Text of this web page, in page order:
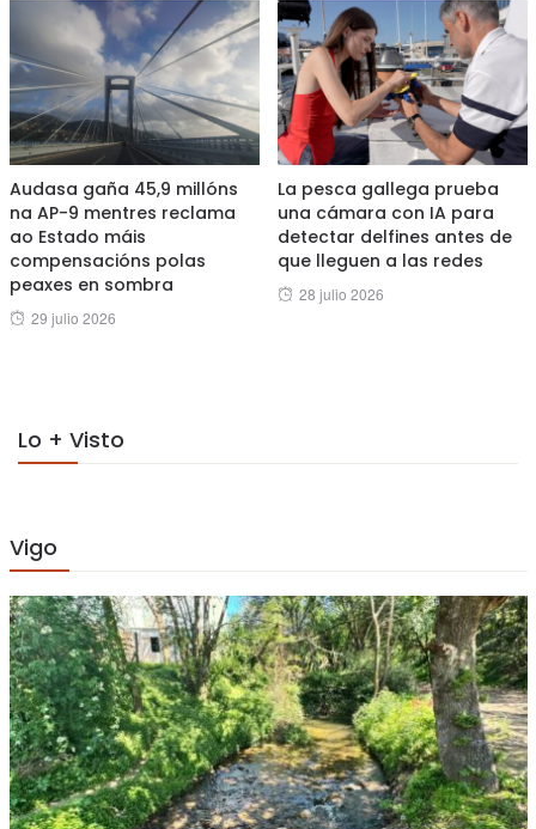
Audasa gaña 45,9 millóns
na AP-9 mentres reclama
ao Estado máis
compensacións polas
peaxes en sombra
Posted
29 julio 2026
La pesca gallega prueba
una cámara con IA para
detectar delfines antes de
que lleguen a las redes
Posted
28 julio 2026
Lo + Visto
Vigo